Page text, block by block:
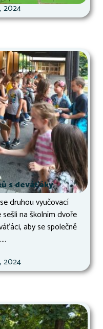
2024
s deváťáky
druhou vyučovací
na školním dvoře
aby se společně
2024